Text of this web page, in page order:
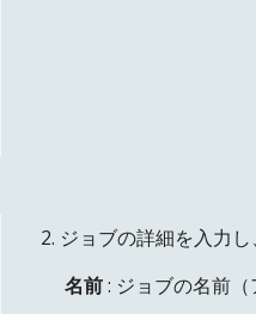
2. ジョブの詳細を入力し
名前: ジョブの名前（